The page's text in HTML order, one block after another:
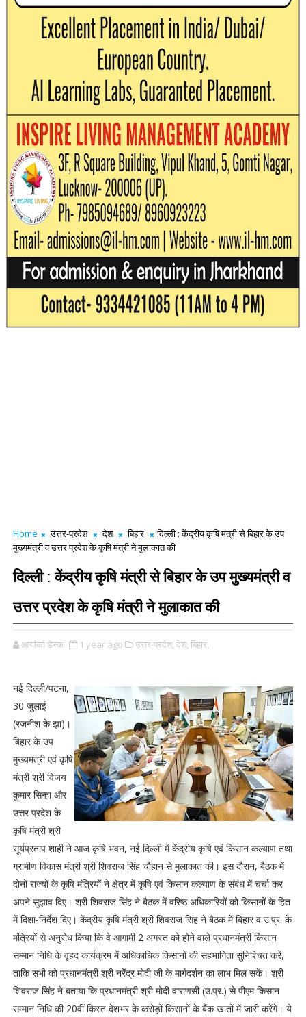
Home उत्तर-प्रदेश देश बिहार
दिल्ली : केंद्रीय कृषि मंत्री से बिहार के उप
मुख्यमंत्री व उत्तर प्रदेश के कृषि मंत्री ने मुलाकात की
दिल्ली : केंद्रीय कृषि मंत्री से बिहार के उप मुख्यमंत्री व
उत्तर प्रदेश के कृषि मंत्री ने मुलाकात की
आर्यावर्त डेस्क 1 year ago उत्तर-प्रदेश, देश, बिहार,
नई दिल्ली/पटना,
30 जुलाई
(रजनीश के झा)।
बिहार के उप
मुख्यमंत्री एवं कृषि
मंत्री श्री विजय
कुमार सिन्हा और
उत्तर प्रदेश के
कृषि मंत्री श्री
सूर्यप्रताप शाही ने आज कृषि भवन, नई दिल्ली में केंद्रीय कृषि एवं किसान कल्याण तथा
ग्रामीण विकास मंत्री श्री शिवराज सिंह चौहान से मुलाकात की। इस दौरान, बैठक में
दोनों राज्यों के कृषि मंत्रियों ने क्षेत्र में कृषि एवं किसान कल्याण के संबंध में चर्चा कर
अपने सुझाव दिए। श्री शिवराज सिंह ने बैठक में वरिष्ठ अधिकारियों को किसानों के हित
में दिशा-निर्देश दिए। केंद्रीय कृषि मंत्री श्री शिवराज सिंह ने बैठक में बिहार व उ.प्र. के
मंत्रियों से अनुरोध किया कि वे आगामी 2 अगस्त को होने वाले प्रधानमंत्री किसान
सम्मान निधि के वृहद कार्यक्रम में अधिकाधिक किसानों की सहभागिता सुनिश्चित करें,
ताकि सभी को प्रधानमंत्री श्री नरेंद्र मोदी जी के मार्गदर्शन का लाभ मिल सकें। श्री
शिवराज सिंह ने बताया कि प्रधानमंत्री श्री मोदी वाराणसी (उ.प्र.) से पीएम किसान
सम्मान निधि की 20वीं किस्त देशभर के करोड़ों किसानों के बैंक खातों में जारी करेंगे। ये